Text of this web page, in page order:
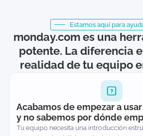
Estamos aquí para
monday.com es una
potente. La
realidad de tu